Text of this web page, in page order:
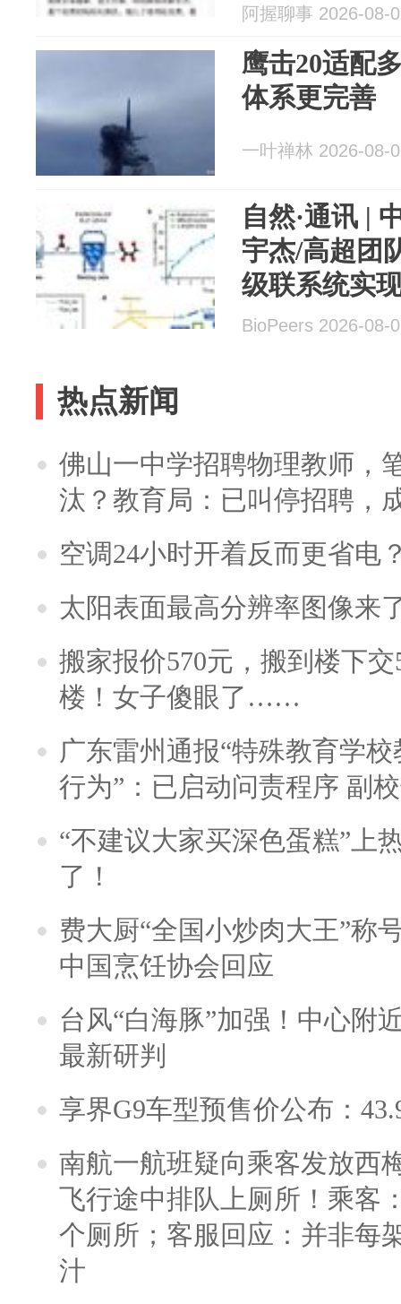
阿握聊事 2026-08-
鹰击20适配
体系更完善
一叶禅林 2026-08-
自然·通讯 |
宇杰/高超团
级联系统实
效转化
BioPeers 2026-08-
热点新闻
佛山一中学招聘物理教师，
汰？教育局：已叫停招聘，
空调24小时开着反而更省电
太阳表面最高分辨率图像来
搬家报价570元，搬到楼下
楼！女子傻眼了……
广东雷州通报“特殊教育学
行为”：已启动问责程序 副
“不建议大家买深色蛋糕”上
了！
费大厨“全国小炒肉大王”称
中国烹饪协会回应
台风“白海豚”加强！中心附
最新研判
享界G9车型预售价公布：
南航一航班疑向乘客发放西
飞行途中排队上厕所！乘客
个厕所；客服回应：并非每
汁